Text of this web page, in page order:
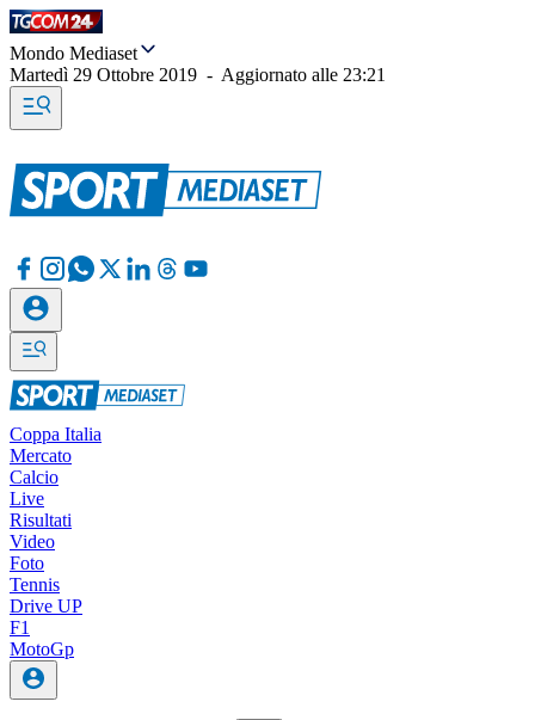
Mondo Mediaset
Martedì 29 Ottobre 2019 - Aggiornato alle 23:21
Coppa Italia
Mercato
Calcio
Live
Risultati
Video
Foto
Tennis
Drive UP
F1
MotoGp